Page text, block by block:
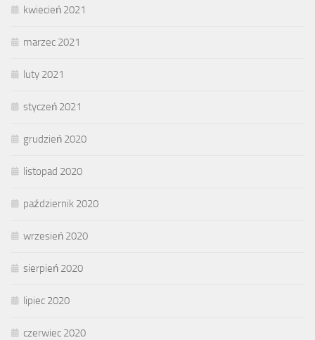
kwiecień 2021
marzec 2021
luty 2021
styczeń 2021
grudzień 2020
listopad 2020
październik 2020
wrzesień 2020
sierpień 2020
lipiec 2020
czerwiec 2020